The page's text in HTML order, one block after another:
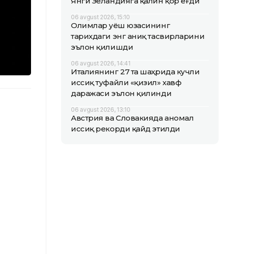
06 avgust 2026, 15:10
Олимлар Қуёш юзасининг
тарихдаги энг аниқ тасвирларини
эълон қилишди
06 avgust 2026, 14:41
Италиянинг 27 та шаҳрида кучли
иссиқ туфайли «қизил» хавф
даражаси эълон қилинди
06 avgust 2026, 13:10
Австрия ва Словакияда аномал
иссиқ рекорди қайд этилди